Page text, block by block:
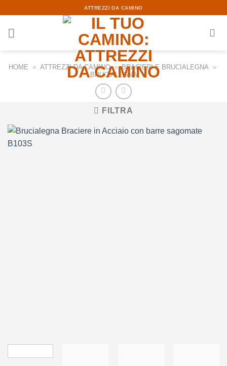
content
ATTREZZI DA CAMINO
HOME » ATTREZZI DA CAMINO » BRACIERI E BRUCIALEGNA »
BRUCIALEGNA
FILTRA